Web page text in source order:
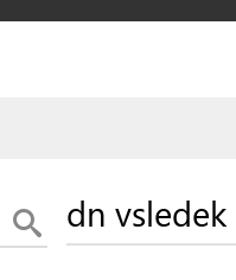
dn vsledek